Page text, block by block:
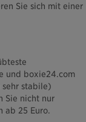
Sie sich mit einer
und boxie24.com
stabile)
Sie nicht nur
ab 25 Euro.